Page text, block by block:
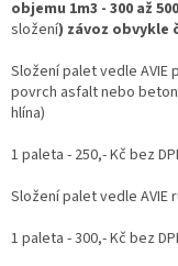
objemu 1m3 - 300 až
složení) závoz obvykle
Složení palet vedle
povrch asfalt nebo
hlína)
1 paleta - 250,- Kč bez
Složení palet vedle AVIE
1 paleta - 300,- Kč bez